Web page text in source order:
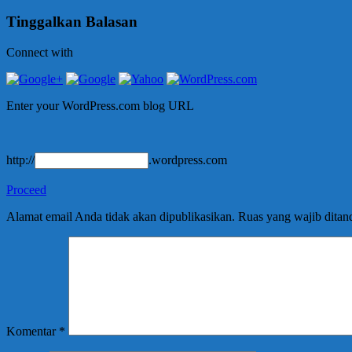
Tinggalkan Balasan
Connect with
Enter your WordPress.com blog URL
http:// .wordpress.com
Proceed
Alamat email Anda tidak akan dipublikasikan. Ruas yang wajib
Komentar *